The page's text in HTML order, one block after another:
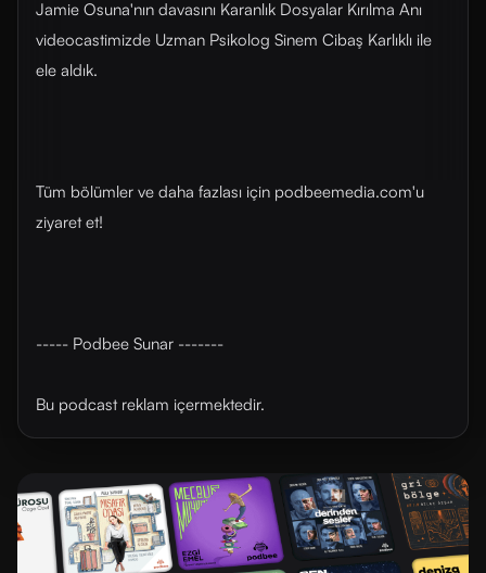
Jamie Osuna'nın davasını Karanlık Dosyalar Kırılma Anı
videocastimizde Uzman Psikolog Sinem Cibaş Karlıklı ile
ele aldık.
Tüm bölümler ve daha fazlası için ⁠⁠⁠⁠podbeemedia.com⁠⁠⁠⁠'u
ziyaret et!
----- Podbee Sunar -------
Bu podcast reklam içermektedir.